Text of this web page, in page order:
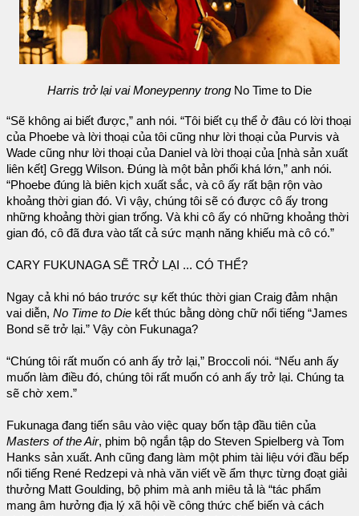
Harris trở lại vai Moneypenny trong No Time to Die
“Sẽ không ai biết được,” anh nói. “Tôi biết cụ thể ở đâu có lời thoại
của Phoebe và lời thoại của tôi cũng như lời thoại của Purvis và
Wade cũng như lời thoại của Daniel và lời thoại của [nhà sản xuất
liên kết] Gregg Wilson. Đúng là một bản phối khá lớn,” anh nói.
“Phoebe đúng là biên kịch xuất sắc, và cô ấy rất bận rộn vào
khoảng thời gian đó. Vì vậy, chúng tôi sẽ có được cô ấy trong
những khoảng thời gian trống. Và khi cô ấy có những khoảng thời
gian đó, cô đã đưa vào tất cả sức mạnh năng khiếu mà cô có.”
CARY FUKUNAGA SẼ TRỞ LẠI ... CÓ THỂ?
Ngay cả khi nó báo trước sự kết thúc thời gian Craig đảm nhận
vai diễn, No Time to Die kết thúc bằng dòng chữ nổi tiếng “James
Bond sẽ trở lại.” Vậy còn Fukunaga?
“Chúng tôi rất muốn có anh ấy trở lại,” Broccoli nói. “Nếu anh ấy
muốn làm điều đó, chúng tôi rất muốn có anh ấy trở lại. Chúng ta
sẽ chờ xem.”
Fukunaga đang tiến sâu vào việc quay bốn tập đầu tiên của
Masters of the Air, phim bộ ngắn tập do Steven Spielberg và Tom
Hanks sản xuất. Anh cũng đang làm một phim tài liệu với đầu bếp
nổi tiếng René Redzepi và nhà văn viết về ẩm thực từng đoạt giải
thưởng Matt Goulding, bộ phim mà anh miêu tả là “tác phẩm
mang âm hưởng địa lý xã hội về công thức chế biến và cách